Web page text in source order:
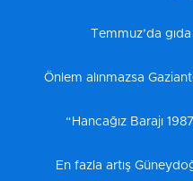
Temmuz’da
Önlem alınmazsa
“Hancağız Barajı
En fazla artış